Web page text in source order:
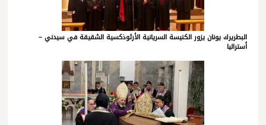
البطريرك يونان يزور الكنيسة السريانية الأرثوذكسية الشقيقة في سيدني –
أستراليا